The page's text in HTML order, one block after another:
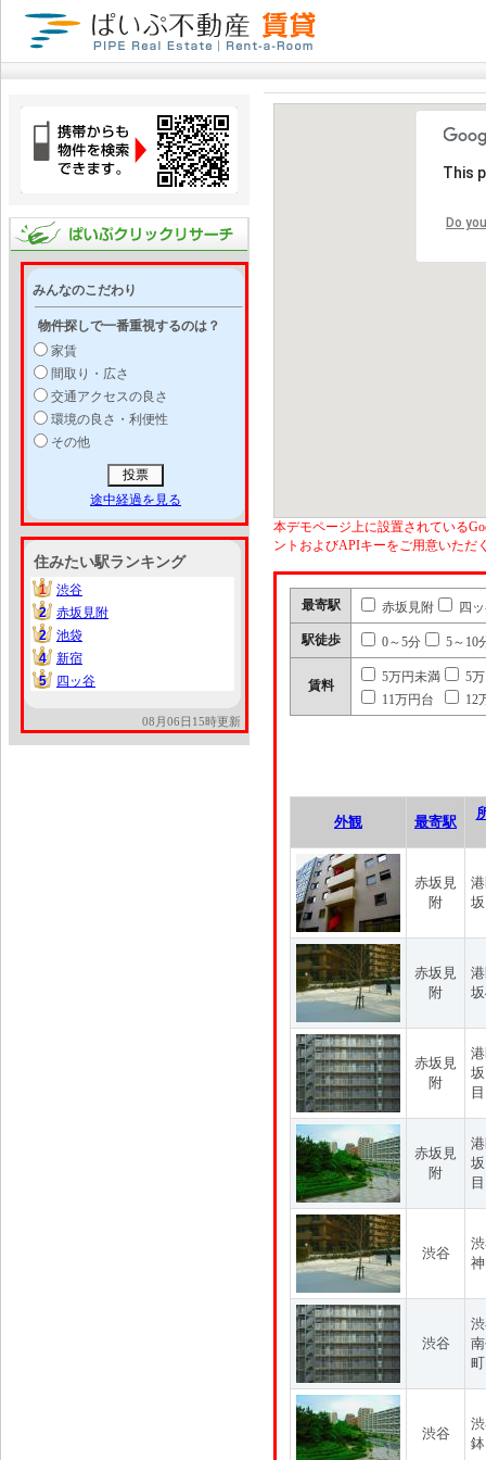
みんなのこだわり
物件探しで一番重視するのは？
家賃
間取り・広さ
交通アクセスの良さ
環境の良さ・利便性
その他
途中経過を見る
住みたい駅ランキング
1
1
渋谷
2
2
赤坂見附
2
2
池袋
4
4
新宿
5
5 四ッ谷
08月06日15時更新
This
Do
本デモページ上に設置されている
ントおよびAPIキーをご用意いただ
最寄駅 赤坂見附 四
駅徒歩 0～5分 5～10
賃料
5万円未満
5
11万円台
12
外観 最寄駅
赤坂見
附
赤坂見
附
赤坂見
附
目
赤坂見
附
目
渋谷
渋谷
渋谷